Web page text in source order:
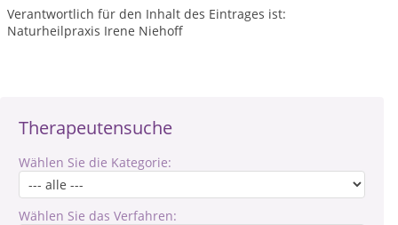
Therapeutensuche
Wählen Sie die Kategorie:
Wählen Sie das Verfahren:
Verantwortlich für den Inhalt des Eintrages ist:
Naturheilpraxis Irene Niehoff